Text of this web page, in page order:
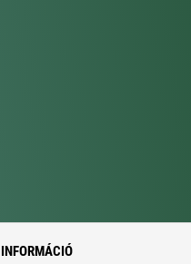
INFORMÁCIÓ